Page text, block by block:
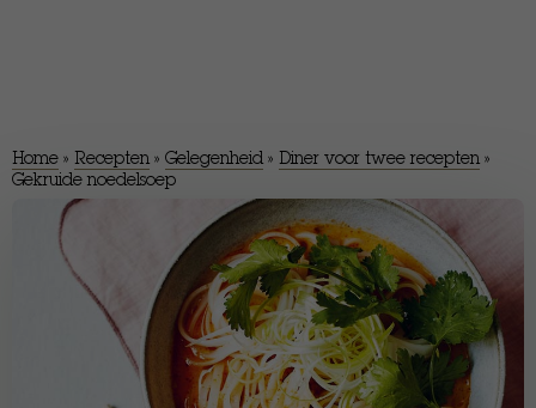
Home » Recepten » Gelegenheid » Diner voor twee recepten »
Gekruide noedelsoep